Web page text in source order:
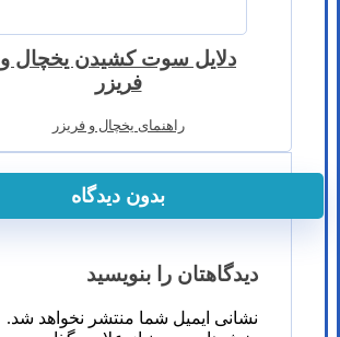
دلایل سوت کشیدن یخچال و
فریزر
راهنمای یخچال و فریزر
بدون دیدگاه
دیدگاهتان را بنویسید
نشانی ایمیل شما منتشر نخواهد شد.